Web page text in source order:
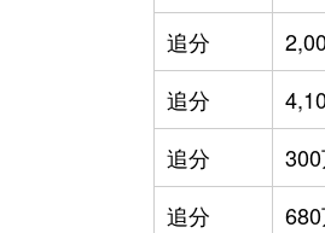
谷好
中央
当別
中野通
追分
追分
追分
追分